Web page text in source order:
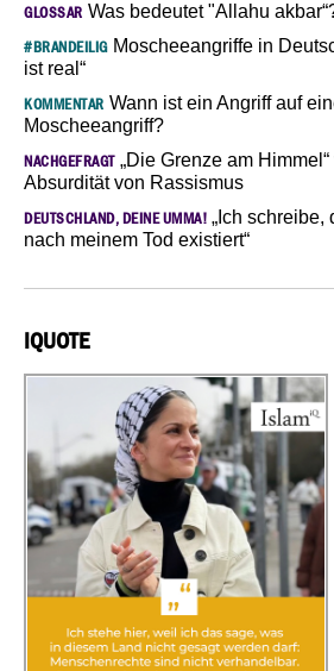
GLOSSAR Was bedeutet "Allahu
#BRANDEILIGMoscheeangriffe in
ist real“
KOMMENTAR Wann ist ein Angriff auf
Moscheeangriff?
NACHGEFRAGT„Die Grenze am
Absurdität von Rassismus
DEUTSCHLAND, DEINE UMMA! „Ich schreibe,
nach meinem Tod existiert“
IQUOTE